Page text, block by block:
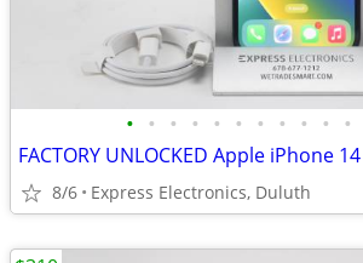
• • • • • • • • • • •
8/6 Express Electronics, Duluth